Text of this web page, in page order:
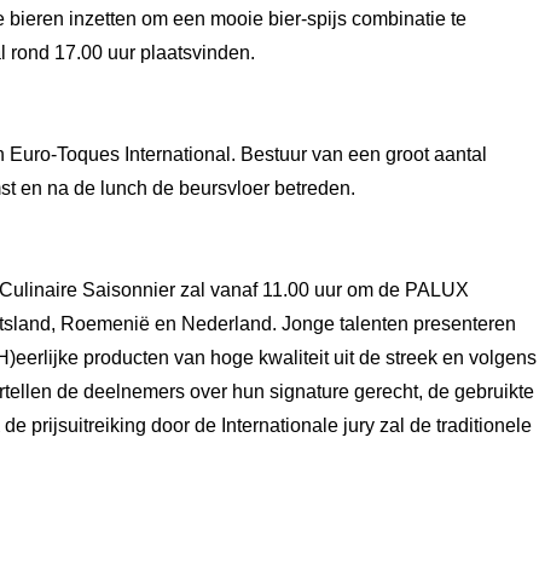
inzetten om een mooie bier-spijs combinatie te
rond 17.00 uur plaatsvinden.
Toques International. Bestuur van een groot aantal
en na de lunch de beursvloer betreden.
Saisonnier zal vanaf 11.00 uur om de PALUX
Roemenië en Nederland. Jonge talenten presenteren
producten van hoge kwaliteit uit de streek en volgens
de deelnemers over hun signature gerecht, de gebruikte
prijsuitreiking door de Internationale jury zal de traditionele